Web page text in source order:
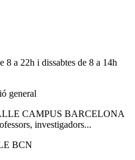
8 a 22h i dissabtes de 8 a 14h
general
CAMPUS BARCELONA
investigadors...
BCN